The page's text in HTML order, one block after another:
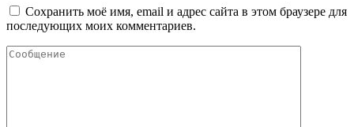
Сохранить моё имя, email и адрес сайта в этом браузере для
последующих моих комментариев.